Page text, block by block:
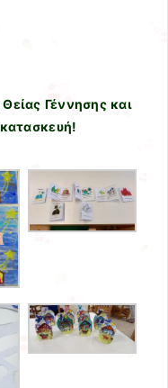
Γέννησης και